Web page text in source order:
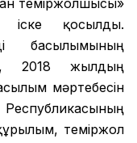
теміржолшысы»
іске қосылды.
басылымының
2018 жылдың
мәртебесін
теміржол